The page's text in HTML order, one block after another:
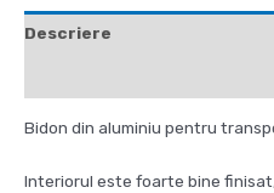
Descriere
Bidon din aluminiu pentru
Interiorul este foarte bine